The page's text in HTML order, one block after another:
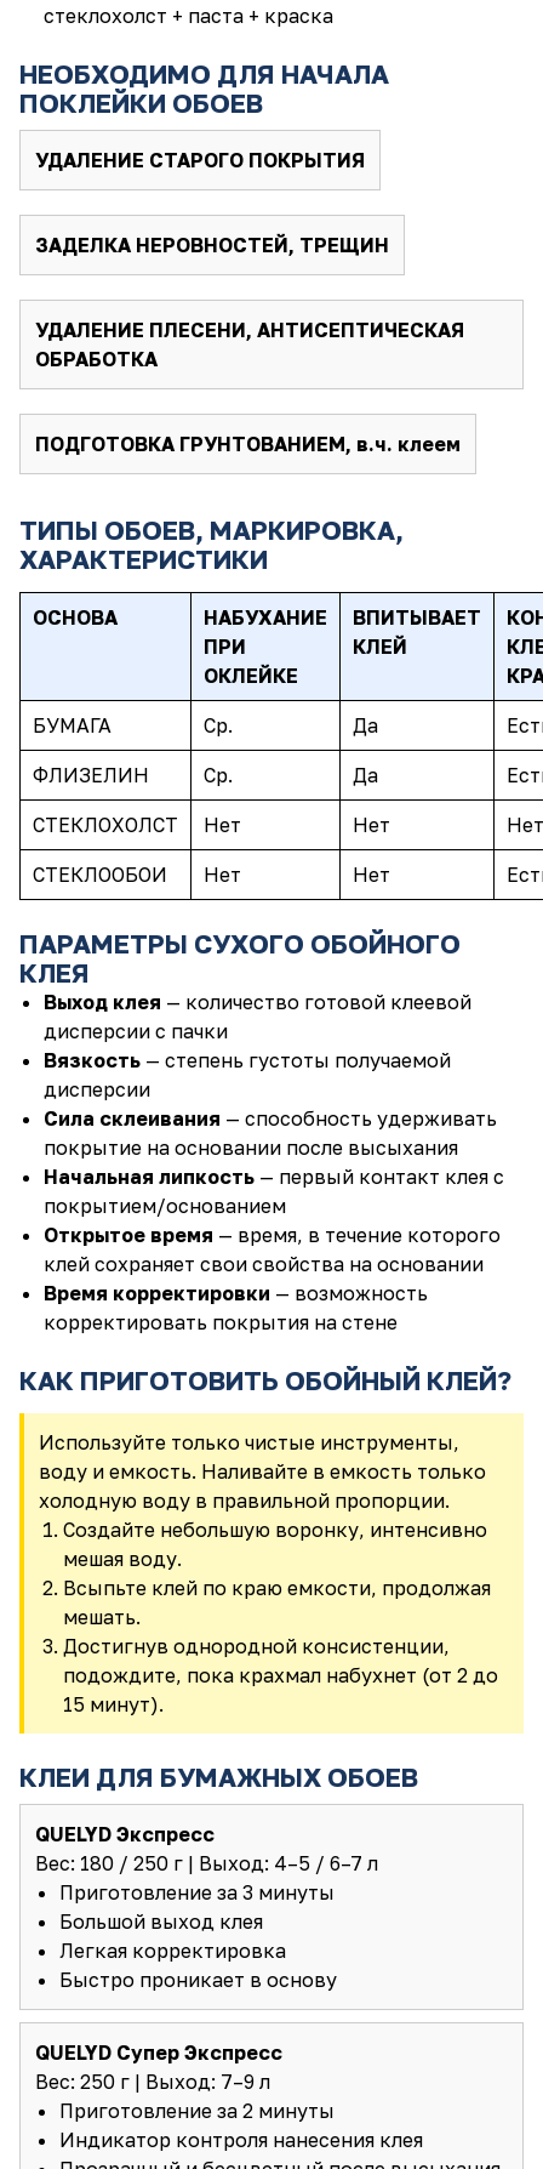
стеклохолст + паста + краска
НЕОБХОДИМО ДЛЯ НАЧАЛА
ПОКЛЕЙКИ ОБОЕВ
УДАЛЕНИЕ СТАРОГО ПОКРЫТИЯ
ЗАДЕЛКА НЕРОВНОСТЕЙ, ТРЕЩИН
УДАЛЕНИЕ ПЛЕСЕНИ, АНТИСЕПТИЧЕСКАЯ
ОБРАБОТКА
ПОДГОТОВКА ГРУНТОВАНИЕМ, в.ч. клеем
ТИПЫ ОБОЕВ, МАРКИРОВКА,
ХАРАКТЕРИСТИКИ
ОСНОВА
НАБУХАНИЕ
ПРИ
ОКЛЕЙКЕ
ВПИТЫВАЕТ
КЛЕЙ
БУМАГА Ср. Да
ФЛИЗЕЛИН Ср. Да
СТЕКЛОХОЛСТ Нет Нет Нет
СТЕКЛООБОИ Нет Нет
ПАРАМЕТРЫ СУХОГО ОБОЙНОГО
КЛЕЯ
Выход клея — количество готовой клеевой
дисперсии с пачки
Вязкость — степень густоты получаемой
дисперсии
Сила склеивания — способность удерживать
покрытие на основании после высыхания
Начальная липкость — первый контакт клея с
покрытием/основанием
Открытое время — время, в течение которого
клей сохраняет свои свойства на основании
Время корректировки — возможность
корректировать покрытия на стене
КАК ПРИГОТОВИТЬ ОБОЙНЫЙ КЛЕЙ?
Используйте только чистые инструменты,
воду и емкость. Наливайте в емкость только
холодную воду в правильной пропорции.
Создайте небольшую воронку, интенсивно
мешая воду.
Всыпьте клей по краю емкости, продолжая
мешать.
Достигнув однородной консистенции,
подождите, пока крахмал набухнет (от 2 до
15 минут).
КЛЕИ ДЛЯ БУМАЖНЫХ ОБОЕВ
QUELYD Экспресс
Вес: 180 / 250 г | Выход: 4–5 / 6–7 л
Приготовление за 3 минуты
Большой выход клея
Легкая корректировка
Быстро проникает в основу
QUELYD Супер Экспресс
Вес: 250 г | Выход: 7–9 л
Приготовление за 2 минуты
Индикатор контроля нанесения клея